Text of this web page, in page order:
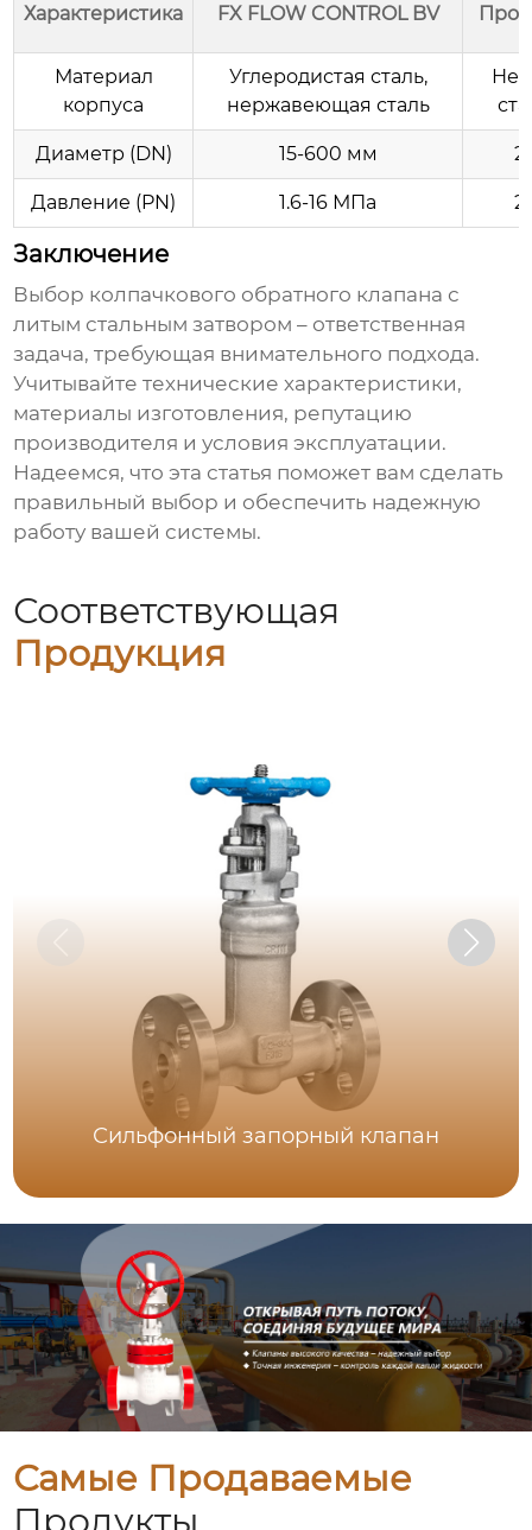
Характеристика FX FLOW CONTROL BV
Материал
корпуса
Углеродистая сталь,
нержавеющая сталь
Диаметр (DN) 15-600 мм
Давление (PN) 1.6-16 МПа
Заключение
Выбор колпачкового обратного клапана с
литым стальным затвором – ответственная
задача, требующая внимательного подхода.
Учитывайте технические характеристики,
материалы изготовления, репутацию
производителя и условия эксплуатации.
Надеемся, что эта статья поможет вам сделать
правильный выбор и обеспечить надежную
работу вашей системы.
Соответствующая
Продукция
Сильфонный запорный клапан
Самые Продаваемые